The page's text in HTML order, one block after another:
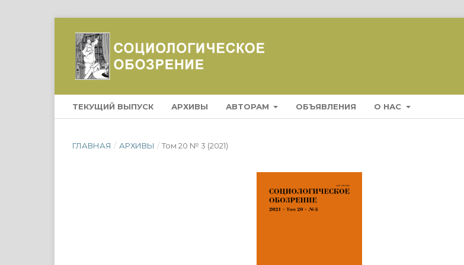
ТЕКУЩИЙ ВЫПУСК АРХИВЫ АВТОРАМ ОБЪЯВЛЕНИЯ О НАС
ГЛАВНАЯ / АРХИВЫ / Том 20 № 3 (2021)